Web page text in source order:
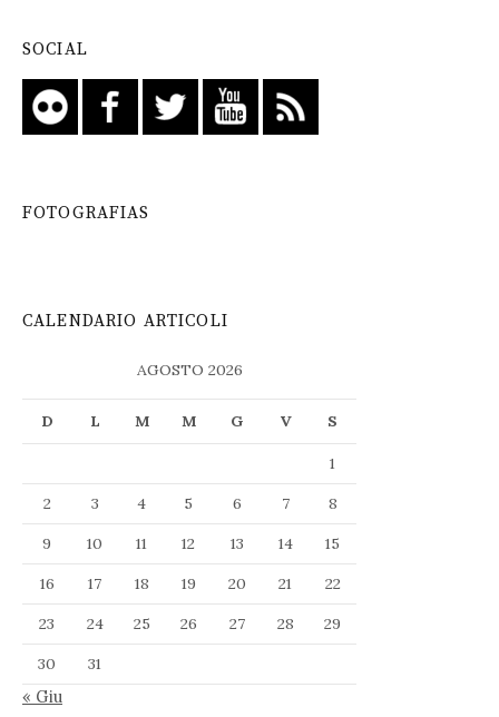
SOCIAL
FOTOGRAFIAS
CALENDARIO ARTICOLI
AGOSTO 2026
D L M M G V S
1
2
3 4 5 6 7
8
9
10 11 12 13 14
15
16
17 18 19 20 21
22
23
24 25 26 27 28
29
30
31
« Giu